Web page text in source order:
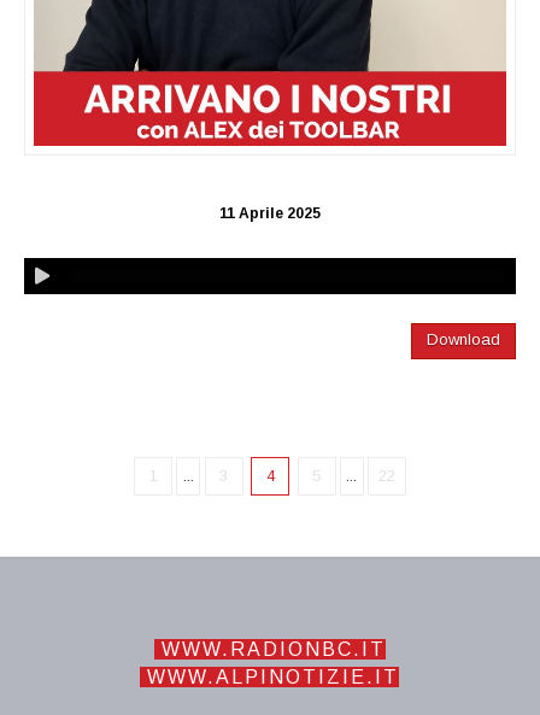
11 Aprile 2025
Download
1 ... 3 4 5 ... 22
WWW.RADIONBC.IT
WWW.ALPINOTIZIE.IT